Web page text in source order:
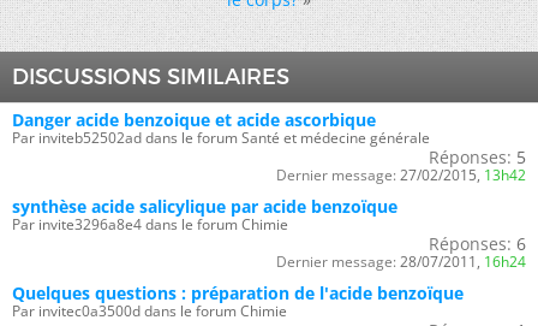
DISCUSSIONS SIMILAIRES
Danger acide benzoique et acide ascorbique
Par inviteb52502ad dans le forum Santé et médecine générale
Réponses: 5
Dernier message: 27/02/2015, 13h42
synthèse acide salicylique par acide benzoïque
Par invite3296a8e4 dans le forum Chimie
Réponses: 6
Dernier message: 28/07/2011, 16h24
Quelques questions : préparation de l'acide benzoïque
Par invitec0a3500d dans le forum Chimie